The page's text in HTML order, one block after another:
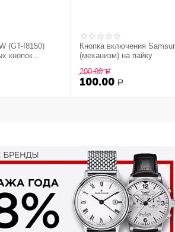
(GT-I8150)
кнопок
Кнопка включения
(механизм) на пайку
200.00 Р
100.00 Р